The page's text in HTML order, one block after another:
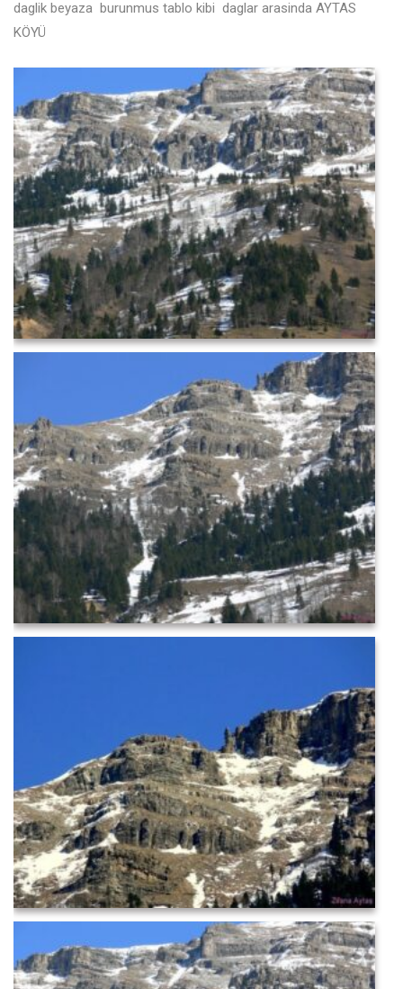
daglik beyaza burunmus tablo kibi daglar arasinda AYTAS
KÖYÜ